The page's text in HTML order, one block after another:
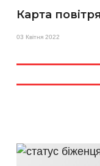
Карта
03 Квітня 2022